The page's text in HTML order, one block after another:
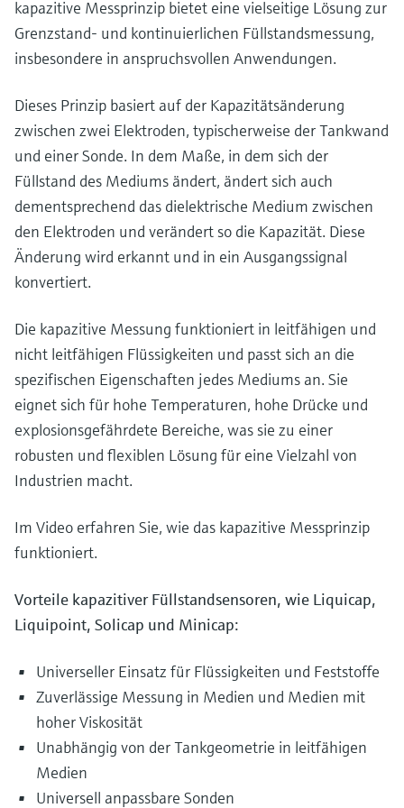
Device Viewer
Produktspezifische Informationen und
Ersatzteilsuche
Ersatzteile anhand von Produktwurzel,
Bestellcode oder Seriennummer finden
Füllstandsmessung
Füllstandsmessung Druck
Alle ansehen
Analysatoren für Härte, Eisen,
Aluminium & Chromat
Mikrowellentransmission
Memosens-Technologie
Alle ansehen
kapazitive Messprinzip bietet eine vielseitige Lösung zur
Grenzstand- und kontinuierlichen Füllstandsmessung,
insbesondere in anspruchsvollen Anwendungen.
Dieses Prinzip basiert auf der Kapazitätsänderung
zwischen zwei Elektroden, typischerweise der Tankwand
und einer Sonde. In dem Maße, in dem sich der
Füllstand des Mediums ändert, ändert sich auch
dementsprechend das dielektrische Medium zwischen
den Elektroden und verändert so die Kapazität. Diese
Änderung wird erkannt und in ein Ausgangssignal
konvertiert.
Die kapazitive Messung funktioniert in leitfähigen und
nicht leitfähigen Flüssigkeiten und passt sich an die
spezifischen Eigenschaften jedes Mediums an. Sie
eignet sich für hohe Temperaturen, hohe Drücke und
explosionsgefährdete Bereiche, was sie zu einer
robusten und flexiblen Lösung für eine Vielzahl von
Industrien macht.
Im Video erfahren Sie, wie das kapazitive Messprinzip
funktioniert.
Vorteile kapazitiver Füllstandsensoren, wie Liquicap,
Liquipoint, Solicap und Minicap:
Universeller Einsatz für Flüssigkeiten und Feststoffe
Zuverlässige Messung in Medien und Medien mit
hoher Viskosität
Unabhängig von der Tankgeometrie in leitfähigen
Medien
Universell anpassbare Sonden